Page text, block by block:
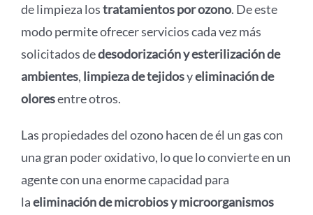
de limpieza lostratamientos por ozono. De este
modo permite ofrecer servicios cada vez más
solicitados dedesodorización y esterilización de
ambientes, limpieza de tejidosyeliminación de
oloresentre otros.
Las propiedades del ozono hacen de él un gas con
una gran poder oxidativo, lo que lo convierte en un
agente con una enorme capacidad para
laeliminación de microbios y microorganismos